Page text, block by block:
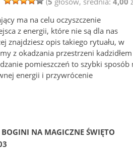
ma na celu oczyszczenie
z energii, które nie są dla nas
znajdziesz opis takiego rytuału, w
z okadzania przestrzeni kadzidłem
pomieszczeń to szybki sposób
energii i przywrócenie
NA MAGICZNE ŚWIĘTO